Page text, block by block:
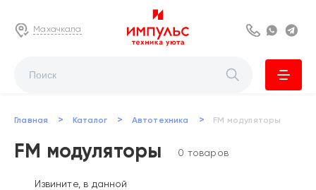
Махачкала 8 800 222 63
Главная > Каталог > Автотехника > FM модуляторы
FM модуляторы 0 товаров
Извините, в данной